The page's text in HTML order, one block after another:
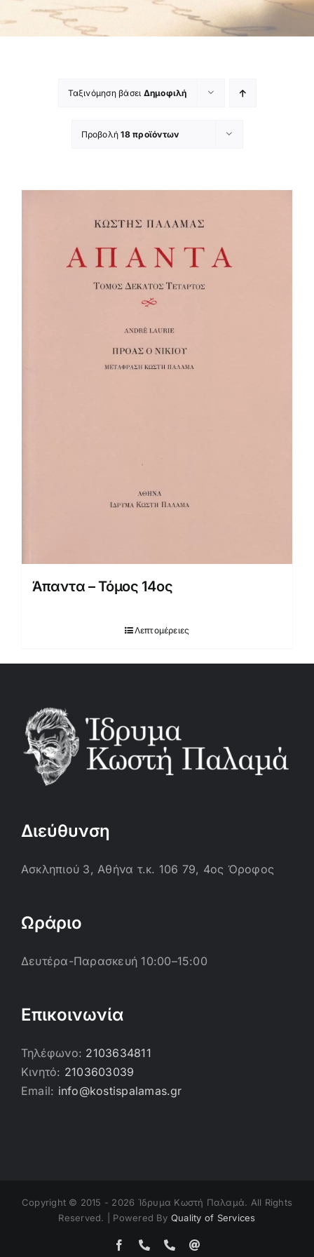
Ταξινόμηση βάσει Δημοφιλή
Προβολή18 προϊόντων
Άπαντα – Τόμος 14ος
Λεπτομέρειες
Διεύθυνση
Ασκληπιού 3, Αθήνα τ.κ. 106 79, 4ος Όροφος
Ωράριο
Δευτέρα-Παρασκευή 10:00–15:00
Επικοινωνία
Τηλέφωνο: 2103634811
Κινητό: 2103603039
Email: info@kostispalamas.gr
Copyright © 2015 - 2026 Ίδρυμα Κωστή Παλαμά. All Rights
Reserved. | Powered By Quality of Services
FacebookΤηλέφωνο
Τηλέφωνο